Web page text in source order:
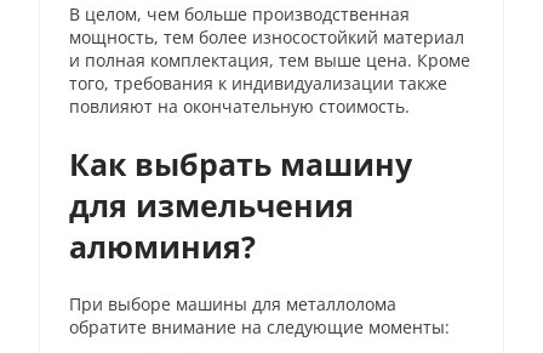
В целом, чем больше производственная
мощность, тем более износостойкий материал
и полная комплектация, тем выше цена. Кроме
того, требования к индивидуализации также
повлияют на окончательную стоимость.
Как выбрать машину
для измельчения
алюминия?
При выборе машины для металлолома
обратите внимание на следующие моменты: